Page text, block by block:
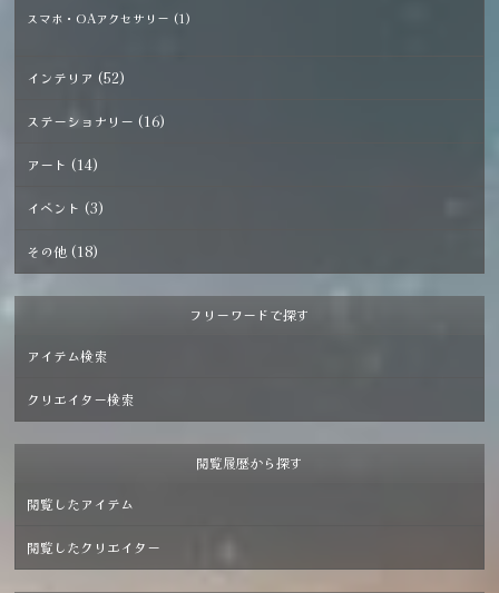
覧いただけるルースです。その下には満月のようなやや
強めのシラーを持つレインボームーンストーン。一番下
れた飾り緒や珠玉の意匠が幼い頃より大好きで、巫女舞
の時に見られる扇や飾り緒の艶やかさを思い浮かべなが
スマホ・OAアクセサリー (1)
インテリア (52)
ステーショナリー (16)
アート (14)
イベント (3)
その他 (18)
フリーワードで探す
アイテム検索
クリエイター検索
閲覧履歴から探す
閲覧したアイテム
閲覧したクリエイター